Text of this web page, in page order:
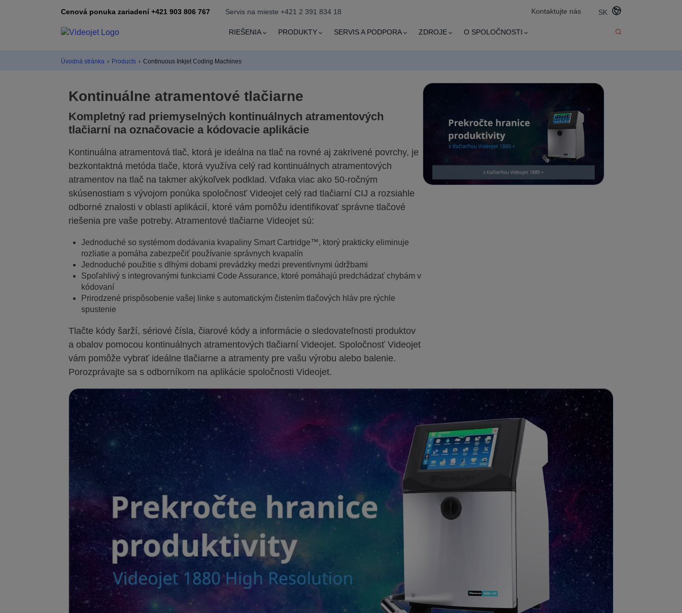
Cenová ponuka zariadení +421 903 806 767 Servis na mieste +421 2 391 834 18 Kontaktujte nás SK
RIEŠENIA PRODUKTY SERVIS A PODPORA ZDROJE O SPOLOČNOSTI
Úvodná stránka › Products › Continuous Inkjet Coding Machines
Kontinuálne atramentové tlačiarne
Kompletný rad priemyselných kontinuálnych atramentových
tlačiarní na označovacie a kódovacie aplikácie
Kontinuálna atramentová tlač, ktorá je ideálna na tlač na rovné aj zakrivené povrchy, je
bezkontaktná metóda tlače, ktorá využíva celý rad kontinuálnych atramentových
atramentov na tlač na takmer akýkoľvek podklad. Vďaka viac ako 50-ročným
skúsenostiam s vývojom ponúka spoločnosť Videojet celý rad tlačiarní CIJ a rozsiahle
odborné znalosti v oblasti aplikácií, ktoré vám pomôžu identifikovať správne tlačové
riešenia pre vaše potreby. Atramentové tlačiarne Videojet sú:
Jednoduché so systémom dodávania kvapaliny Smart Cartridge™, ktorý prakticky eliminuje
rozliatie a pomáha zabezpečiť používanie správnych kvapalín
Jednoduché použitie s dlhými dobami prevádzky medzi preventívnymi údržbami
Spoľahlivý s integrovanými funkciami Code Assurance, ktoré pomáhajú predchádzať chybám v
kódovaní
Prirodzené prispôsobenie vašej linke s automatickým čistením tlačových hláv pre rýchle
spustenie
Tlačte kódy šarží, sériové čísla, čiarové kódy a informácie o sledovateľnosti produktov
a obalov pomocou kontinuálnych atramentových tlačiarní Videojet. Spoločnosť Videojet
vám pomôže vybrať ideálne tlačiarne a atramenty pre vašu výrobu alebo balenie.
Porozprávajte sa s odborníkom na aplikácie spoločnosti Videojet.